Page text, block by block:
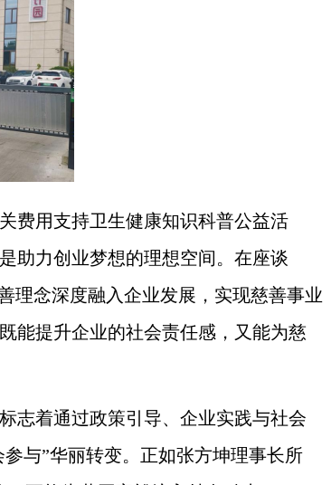
费用支持卫生健康知识科普公益活
助力创业梦想的理想空间。在座谈
理念深度融入企业发展，实现慈善事业
能提升企业的社会责任感，又能为慈
志着通过政策引导、企业实践与社会
与”华丽转变。正如张方坤理事长所